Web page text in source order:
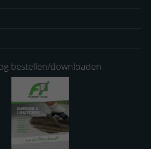
bestellen/downloaden